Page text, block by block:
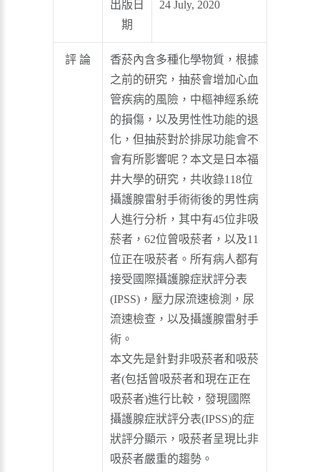
出版日
期
24 July, 2020
評 論
香菸內含多種化學物質，根據
之前的研究，抽菸會增加心血
管疾病的風險，中樞神經系統
的損傷，以及男性性功能的退
化，但抽菸對於排尿功能會不
會有所影響呢？本文是日本福
井大學的研究，共收錄118位
攝護腺雷射手術術後的男性病
人進行分析，其中有45位非吸
菸者，62位曾吸菸者，以及11
位正在吸菸者。所有病人都有
接受國際攝護腺症狀評分表
(IPSS)，壓力尿流速檢測，尿
流速檢查，以及攝護腺雷射手
術。
本文先是針對非吸菸者和吸菸
者(包括曾吸菸者和現在正在
吸菸者)進行比較，發現國際
攝護腺症狀評分表(IPSS)的症
狀評分顯示，吸菸者呈現比非
吸菸者嚴重的趨勢。